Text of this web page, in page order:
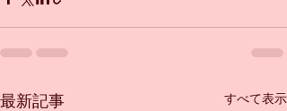
最新記事 すべて表示